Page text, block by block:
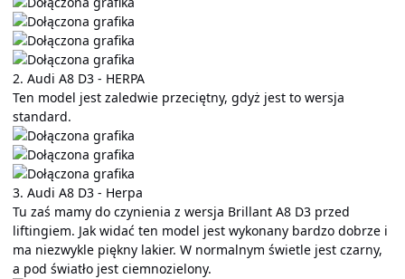
2. Audi A8 D3 - HERPA
Ten model jest zaledwie przeciętny, gdyż jest to wersja
standard.
3. Audi A8 D3 - Herpa
Tu zaś mamy do czynienia z wersja Brillant A8 D3 przed
liftingiem. Jak widać ten model jest wykonany bardzo dobrze i
ma niezwykle piękny lakier. W normalnym świetle jest czarny,
a pod światło jest ciemnozielony.